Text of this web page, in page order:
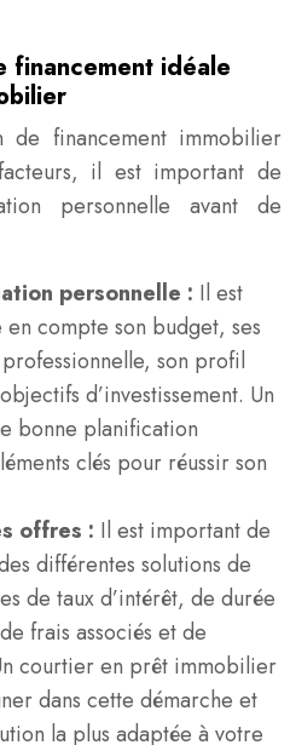
financement idéale
financement immobilier
il est important de
personnelle avant de
personnelle : Il est
compte son budget, ses
son profil
d’investissement. Un
bonne planification
clés pour réussir son
offres : Il est important de
différentes solutions de
de taux d’intérêt, de durée
frais associés et de
courtier en prêt immobilier
dans cette démarche et
la plus adaptée à votre